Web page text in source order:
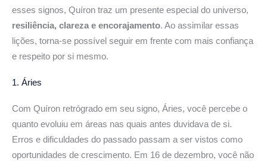
esses signos, Quíron traz um presente especial do universo,
resiliência, clareza e encorajamento. Ao assimilar essas
lições, torna-se possível seguir em frente com mais confiança
e respeito por si mesmo.
1. Áries
Com Quíron retrógrado em seu signo, Áries, você percebe o
quanto evoluiu em áreas nas quais antes duvidava de si.
Erros e dificuldades do passado passam a ser vistos como
oportunidades de crescimento. Em 16 de dezembro, você não